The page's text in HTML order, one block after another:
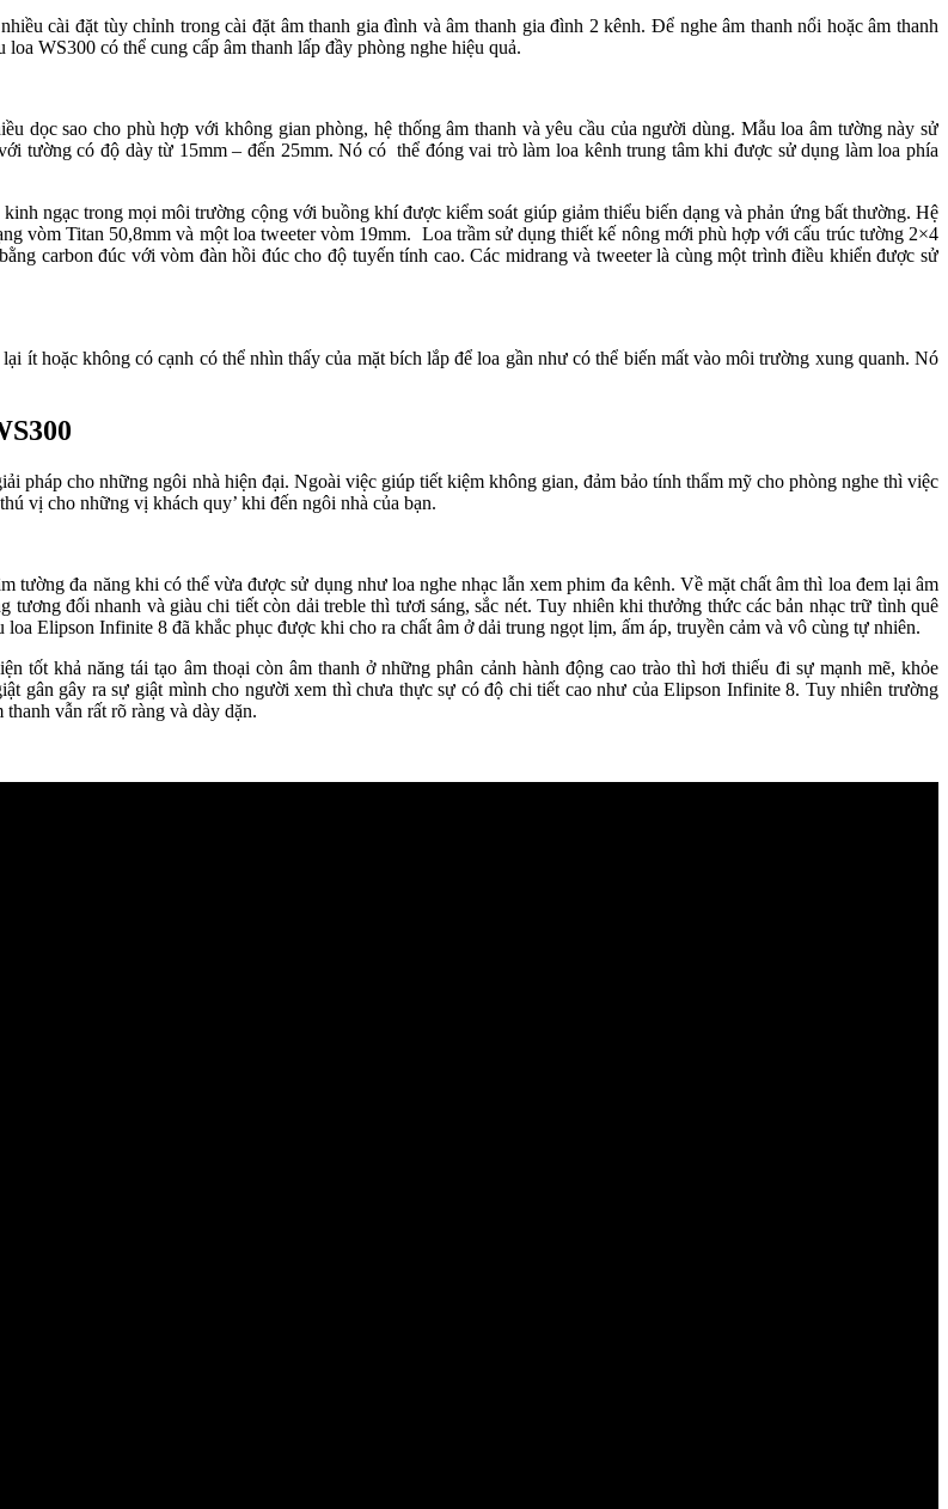
cài đặt tùy chỉnh trong cài đặt âm thanh gia đình và âm thanh gia đình 2 kênh. Để nghe âm thanh nổi hoặc âm thanh
WS300 có thể cung cấp âm thanh lấp đầy phòng nghe hiệu quả.
dọc sao cho phù hợp với không gian phòng, hệ thống âm thanh và yêu cầu của người dùng. Mẫu loa âm tường này sử
tường có độ dày từ 15mm – đến 25mm. Nó có thể đóng vai trò làm loa kênh trung tâm khi được sử dụng làm loa phía
ngạc trong mọi môi trường cộng với buồng khí được kiểm soát giúp giảm thiểu biến dạng và phản ứng bất thường. Hệ
vòm Titan 50,8mm và một loa tweeter vòm 19mm. Loa trầm sử dụng thiết kế nông mới phù hợp với cấu trúc tường 2×4
carbon đúc với vòm đàn hồi đúc cho độ tuyến tính cao. Các midrang và tweeter là cùng một trình điều khiển được sử
ít hoặc không có cạnh có thể nhìn thấy của mặt bích lắp để loa gần như có thể biến mất vào môi trường xung quanh. Nó
pháp cho những ngôi nhà hiện đại. Ngoài việc giúp tiết kiệm không gian, đảm bảo tính thẩm mỹ cho phòng nghe thì việc
vị cho những vị khách qu‎y’ khi đến ngôi nhà của bạn.
đa năng khi có thể vừa được sử dụng như loa nghe nhạc lẫn xem phim đa kênh. Về mặt chất âm thì loa đem lại âm
đối nhanh và giàu chi tiết còn dải treble thì tươi sáng, sắc nét. Tuy nhiên khi thưởng thức các bản nhạc trữ tình quê
Elipson Infinite 8 đã khắc phục được khi cho ra chất âm ở dải trung ngọt lịm, ấm áp, truyền cảm và vô cùng tự nhiên.
tốt khả năng tái tạo âm thoại còn âm thanh ở những phân cảnh hành động cao trào thì hơi thiếu đi sự mạnh mẽ, khỏe
gân gây ra sự giật mình cho người xem thì chưa thực sự có độ chi tiết cao như của Elipson Infinite 8. Tuy nhiên trường
vẫn rất rõ ràng và dày dặn.